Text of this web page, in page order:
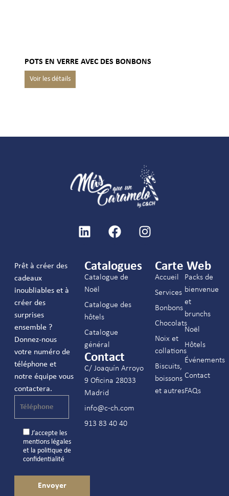
POTS EN VERRE AVEC DES BONBONS
Prêt à créer des
cadeaux
inoubliables et à
créer des
surprises
ensemble ?
Donnez-nous
votre numéro de
téléphone et
notre équipe vous
contactera.
J’accepte les
mentions légales
et la politique de
confidentialité
Catalogues
Catalogue de
Noël
Catalogue des
hôtels
Catalogue
général
Contact
C/ Joaquín Arroyo
9 Oficina 28033
Madrid
info@c-ch.com
913 83 40 40
Carte Web
Accueil
Services
Bonbons
Chocolats
Noix et
collations
Biscuits,
boissons
et autres
Packs de
bienvenue
et
brunchs
Noël
Hôtels
Événements
Contact
FAQs